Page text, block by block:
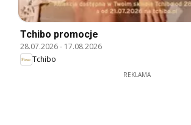
Tchibo promocje
28.07.2026- 17.08.2026
Tchibo
REKLAMA